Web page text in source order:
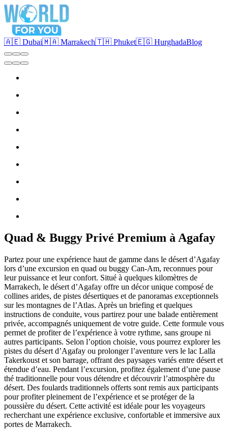
🇦🇪 Dubai🇲🇦 Marrakech🇹🇭 Phuket🇪🇬 HurghadaBlog
Quad & Buggy Privé Premium à Agafay
Partez pour une expérience haut de gamme dans le désert d’Agafay
lors d’une excursion en quad ou buggy Can-Am, reconnues pour
leur puissance et leur confort. Situé à quelques kilomètres de
Marrakech, le désert d’Agafay offre un décor unique composé de
collines arides, de pistes désertiques et de panoramas exceptionnels
sur les montagnes de l’Atlas. Après un briefing et quelques
instructions de conduite, vous partirez pour une balade entièrement
privée, accompagnés uniquement de votre guide. Cette formule vous
permet de profiter de l’expérience à votre rythme, sans groupe ni
autres participants. Selon l’option choisie, vous pourrez explorer les
pistes du désert d’Agafay ou prolonger l’aventure vers le lac Lalla
Takerkoust et son barrage, offrant des paysages variés entre désert et
étendue d’eau. Pendant l’excursion, profitez également d’une pause
thé traditionnelle pour vous détendre et découvrir l’atmosphère du
désert. Des foulards traditionnels offerts sont remis aux participants
pour profiter pleinement de l’expérience et se protéger de la
poussière du désert. Cette activité est idéale pour les voyageurs
recherchant une expérience exclusive, confortable et immersive aux
portes de Marrakech.